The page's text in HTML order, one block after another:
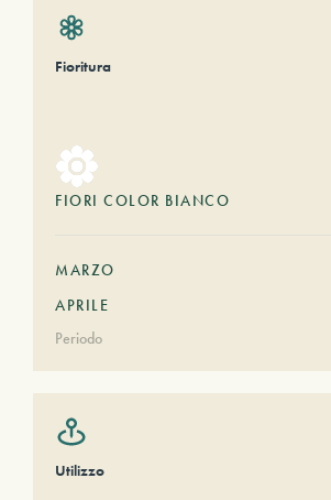
Fioritura
FIORI COLOR BIANCO
MARZO
APRILE
Periodo
Utilizzo